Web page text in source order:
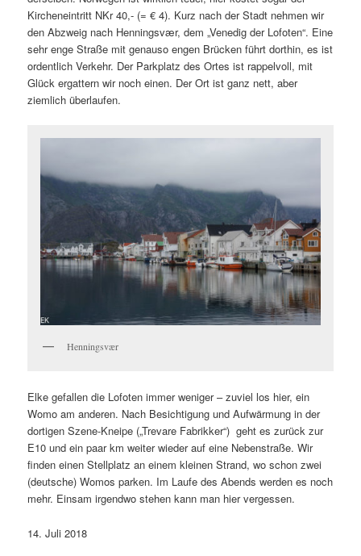
Kircheneintritt NKr 40,- (= € 4). Kurz nach der Stadt nehmen wir
den Abzweig nach Henningsvær, dem „Venedig der Lofoten“. Eine
sehr enge Straße mit genauso engen Brücken führt dorthin, es ist
ordentlich Verkehr. Der Parkplatz des Ortes ist rappelvoll, mit
Glück ergattern wir noch einen. Der Ort ist ganz nett, aber
ziemlich überlaufen.
Henningsvær
Elke gefallen die Lofoten immer weniger – zuviel los hier, ein
Womo am anderen. Nach Besichtigung und Aufwärmung in der
dortigen Szene-Kneipe („Trevare Fabrikker“) geht es zurück zur
E10 und ein paar km weiter wieder auf eine Nebenstraße. Wir
finden einen Stellplatz an einem kleinen Strand, wo schon zwei
(deutsche) Womos parken. Im Laufe des Abends werden es noch
mehr. Einsam irgendwo stehen kann man hier vergessen.
14. Juli 2018